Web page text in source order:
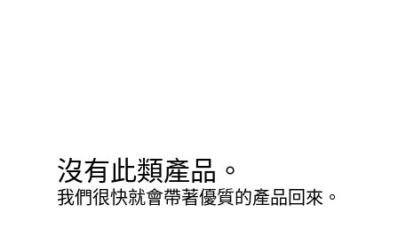
沒有此類產品。
我們很快就會帶著優質的產品回來。